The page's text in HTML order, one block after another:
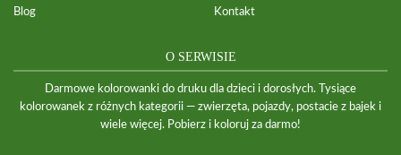
Blog Kontakt
O SERWISIE
Darmowe kolorowanki do druku dla dzieci i dorosłych. Tysiące
kolorowanek z różnych kategorii — zwierzęta, pojazdy, postacie z bajek i
wiele więcej. Pobierz i koloruj za darmo!